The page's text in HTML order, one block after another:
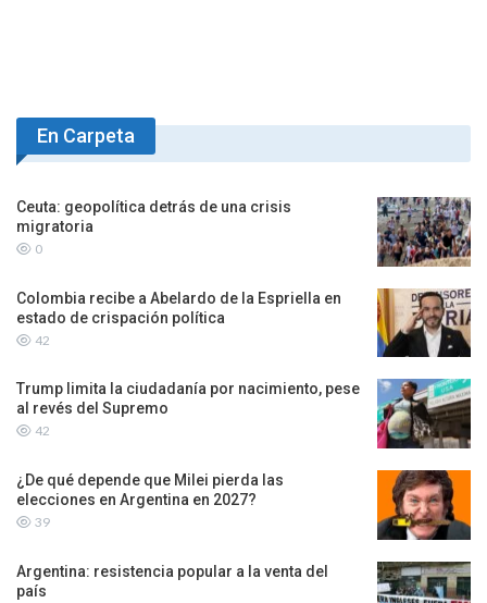
En Carpeta
Ceuta: geopolítica detrás de una crisis
migratoria
0
Colombia recibe a Abelardo de la Espriella en
estado de crispación política
42
Trump limita la ciudadanía por nacimiento, pese
al revés del Supremo
42
¿De qué depende que Milei pierda las
elecciones en Argentina en 2027?
39
Argentina: resistencia popular a la venta del
país